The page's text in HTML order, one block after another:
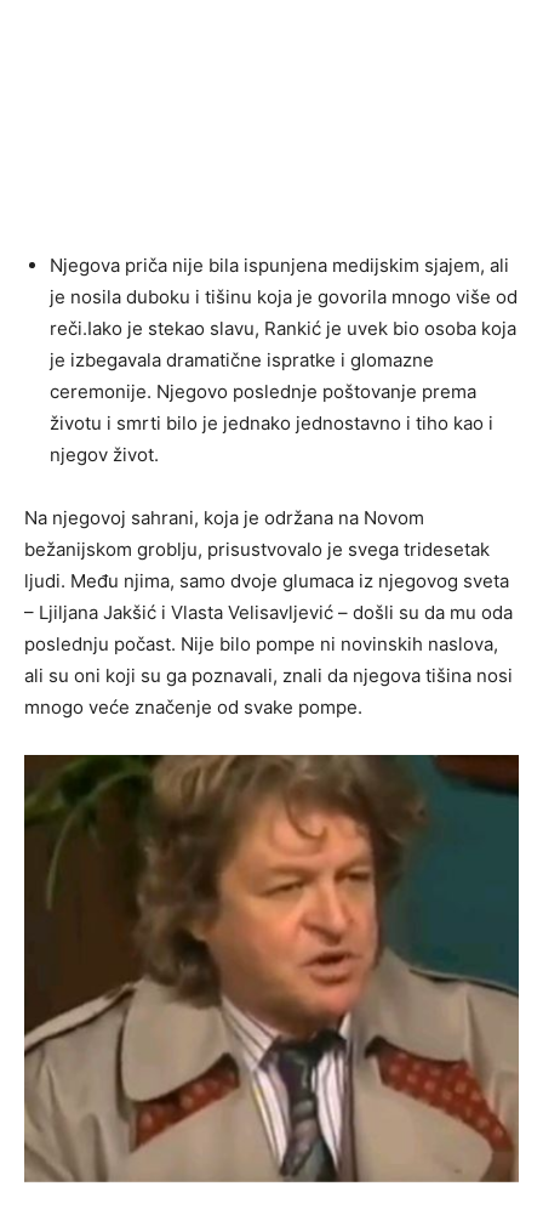
Njegova priča nije bila ispunjena medijskim sjajem, ali
je nosila duboku i tišinu koja je govorila mnogo više od
reči.Iako je stekao slavu, Rankić je uvek bio osoba koja
je izbegavala dramatične ispratke i glomazne
ceremonije. Njegovo poslednje poštovanje prema
životu i smrti bilo je jednako jednostavno i tiho kao i
njegov život.
Na njegovoj sahrani, koja je održana na Novom
bežanijskom groblju, prisustvovalo je svega tridesetak
ljudi. Među njima, samo dvoje glumaca iz njegovog sveta
– Ljiljana Jakšić i Vlasta Velisavljević – došli su da mu oda
poslednju počast. Nije bilo pompe ni novinskih naslova,
ali su oni koji su ga poznavali, znali da njegova tišina nosi
mnogo veće značenje od svake pompe.